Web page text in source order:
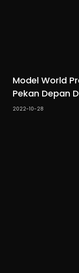
Model World
Pekan Depan
2022-10-28